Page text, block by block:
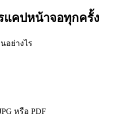
คปหน้าจอทุกครั้ง
อย่างไร
หรือ PDF